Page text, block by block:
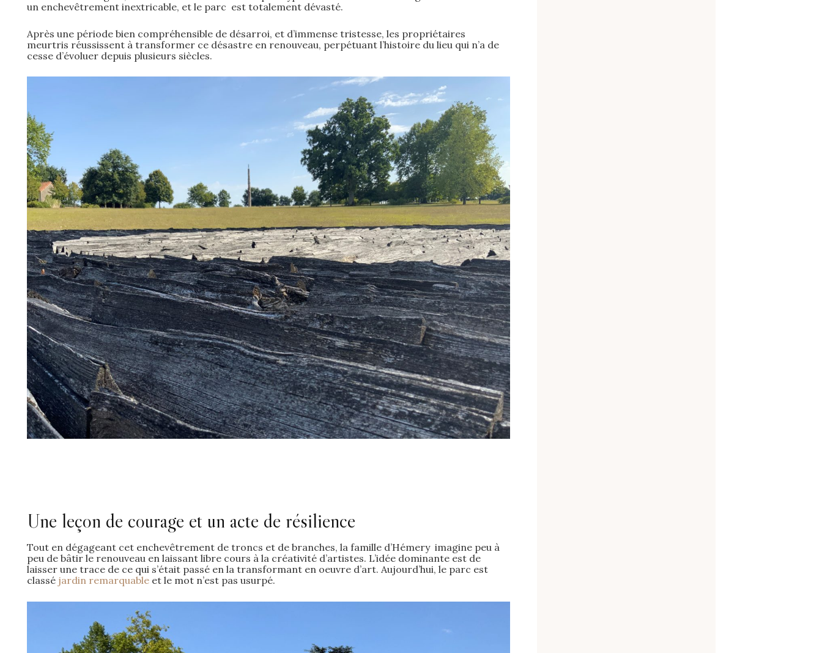
un enchevêtrement inextricable, et le parc est totalement dévasté.
Après une période bien compréhensible de désarroi, et d’immense tristesse, les propriétaires
meurtris réussissent à transformer ce désastre en renouveau, perpétuant l’histoire du lieu qui n’a de
cesse d’évoluer depuis plusieurs siècles.
Une leçon de courage et un acte de résilience
Tout en dégageant cet enchevêtrement de troncs et de branches, la famille d’Hémery imagine peu à
peu de bâtir le renouveau en laissant libre cours à la créativité d’artistes. L’idée dominante est de
laisser une trace de ce qui s’était passé en la transformant en oeuvre d’art. Aujourd’hui, le parc est
classé jardin remarquableet le mot n’est pas usurpé.